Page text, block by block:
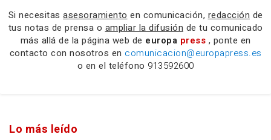
Si necesitas asesoramiento en comunicación, redacción de
tus notas de prensa o ampliar la difusión de tu comunicado
más allá de la página web de europa press , ponte en
contacto con nosotros en comunicacion@europapress.es
o en el teléfono 913592600
Lo más leído